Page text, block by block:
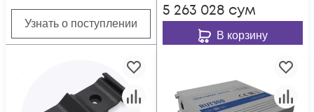
Узнать о поступлении
5 263 028 сум
В корзину